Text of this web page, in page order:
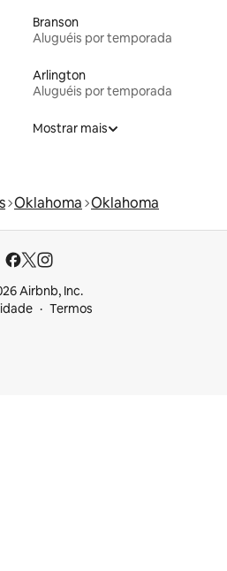
Branson
Aluguéis por temporada
Arlington
Aluguéis por temporada
Mostrar mais
Oklahoma Oklahoma
Airbnb, Inc.
Termos